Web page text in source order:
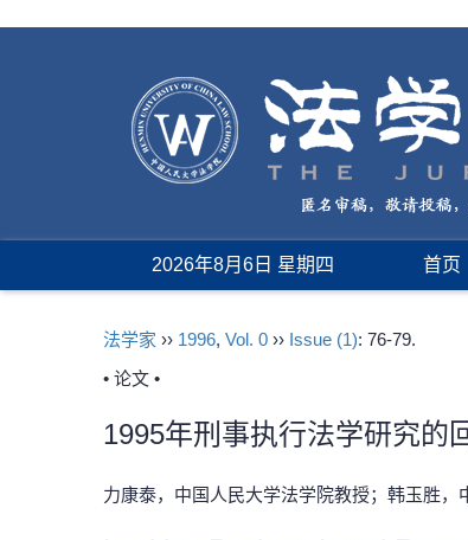
2026年8月6日 星期四 首页
法学家 ›› 1996, Vol. 0 ›› Issue (1): 76-79.
• 论文 •
1995年刑事执行法学研究的
力康泰，中国人民大学法学院教授；韩玉胜